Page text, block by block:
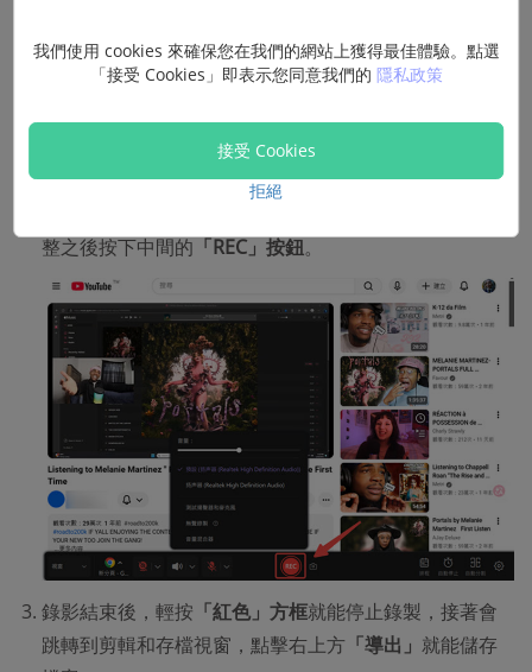
將 EaseUs RecExperts 下載安裝至電腦，啟用即可開始
接著，你可以按需在工具列開啟攝像頭、揚聲器及麥克
整之後按下中間的 「REC」按鈕。
錄影結束後，輕按 「紅色」方框就能停止錄製，接著會
跳轉到剪輯和存檔視窗，點擊右上方 「導出」 就能儲存
我們使用 cookies 來確保您在我們的網站上獲得最佳體驗。點選
「接受 Cookies」即表示您同意我們的 隱私政策
接受 Cookies
拒絕